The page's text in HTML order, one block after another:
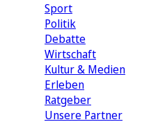
Sport
Politik
Debatte
Wirtschaft
Kultur & Medien
Erleben
Ratgeber
Unsere Partner